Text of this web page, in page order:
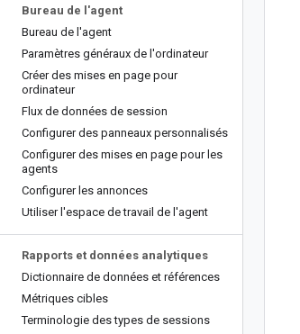
Bureau de l'agent
Bureau de l'agent
Paramètres généraux de l'ordinateur
Créer des mises en page pour
ordinateur
Flux de données de session
Configurer des panneaux personnalisés
Configurer des mises en page pour les
agents
Configurer les annonces
Utiliser l'espace de travail de l'agent
Rapports et données analytiques
Dictionnaire de données et références
Métriques cibles
Terminologie des types de sessions